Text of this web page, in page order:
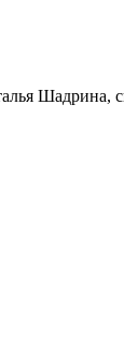
Шадрина,